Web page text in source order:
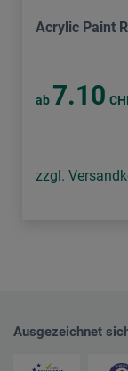
Acrylic Paint
ab 7.10
zzgl.
Ausgezeichnet